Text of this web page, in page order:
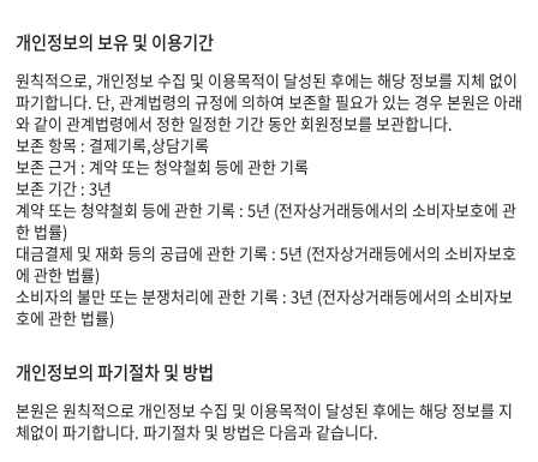
개인정보의 보유 및 이용기간
원칙적으로, 개인정보 수집 및 이용목적이 달성된 후에는 해당 정보를 지체 없이
파기합니다. 단, 관계법령의 규정에 의하여 보존할 필요가 있는 경우 본원은 아래
와 같이 관계법령에서 정한 일정한 기간 동안 회원정보를 보관합니다.
보존 항목 : 결제기록,상담기록
보존 근거 : 계약 또는 청약철회 등에 관한 기록
보존 기간 : 3년
계약 또는 청약철회 등에 관한 기록 : 5년 (전자상거래등에서의 소비자보호에 관
한 법률)
대금결제 및 재화 등의 공급에 관한 기록 : 5년 (전자상거래등에서의 소비자보호
에 관한 법률)
소비자의 불만 또는 분쟁처리에 관한 기록 : 3년 (전자상거래등에서의 소비자보
호에 관한 법률)
개인정보의 파기절차 및 방법
본원은 원칙적으로 개인정보 수집 및 이용목적이 달성된 후에는 해당 정보를 지
체없이 파기합니다. 파기절차 및 방법은 다음과 같습니다.